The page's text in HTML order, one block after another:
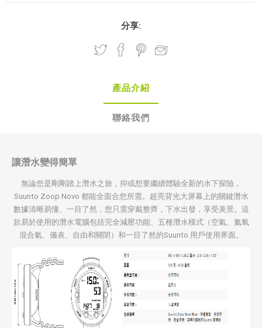
分享:
產品介紹
聯絡我們
讓潛水變得簡單
無論您是剛剛踏上潛水之旅，抑或想要繼續體驗全新的水下探險，
Suunto Zoop Novo 都能全面合您所需。超亮背光大屏幕上的關鍵潛水
數據清晰易懂、一目了然，您只需穿戴整齊，下水出發，享受美景。這
款易於使用的潛水電腦包括完全減壓功能、五種潛水模式（空氣、氮氧
混合氣、儀表、自由和關閉）和一目了然的Suunto 用戶使用界面。